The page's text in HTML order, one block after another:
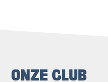
ONZE CLUB